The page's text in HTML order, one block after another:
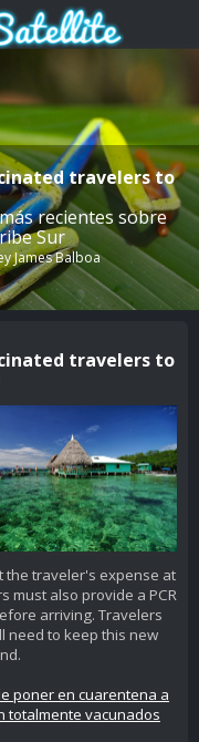
travelers to
recientes sobre
Sur
James Balboa
travelers to
the traveler's expense at
must also provide a PCR
arriving. Travelers
need to keep this new
poner en cuarentena a
totalmente vacunados